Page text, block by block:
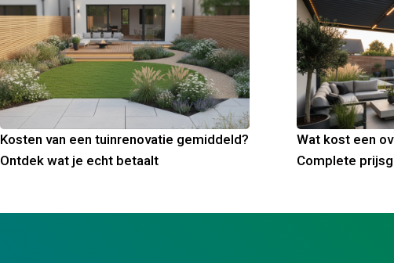
Kosten van een tuinrenovatie gemiddeld?
Ontdek wat je echt betaalt
Wat kost een
Complete